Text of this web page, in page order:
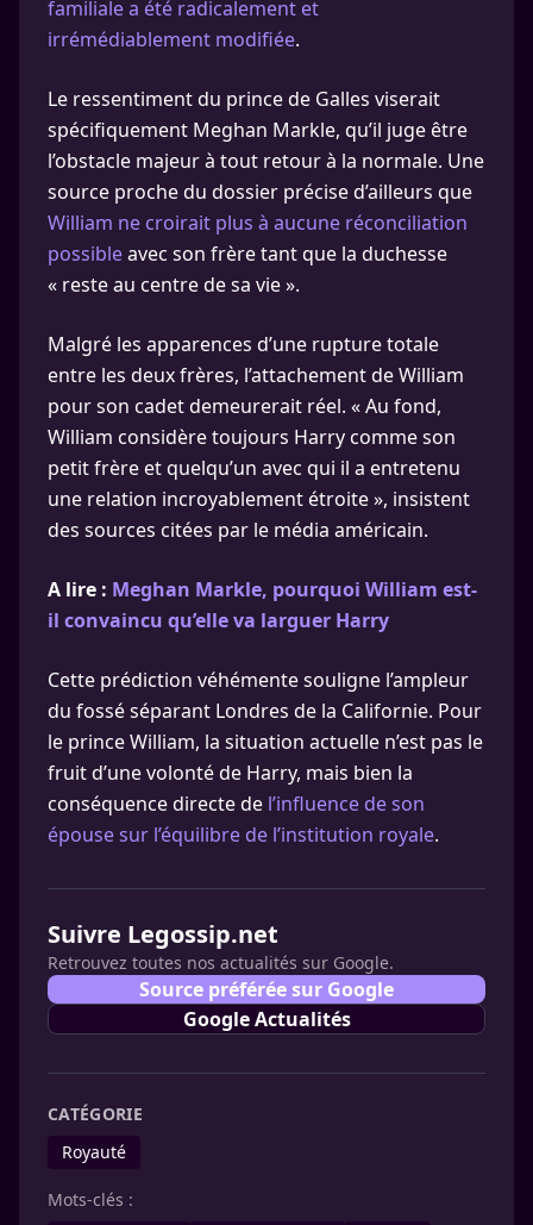
familiale a été radicalement et
irrémédiablement modifiée.
Le ressentiment du prince de Galles viserait
spécifiquement Meghan Markle, qu’il juge être
l’obstacle majeur à tout retour à la normale. Une
source proche du dossier précise d’ailleurs que
William ne croirait plus à aucune réconciliation
possibleavec son frère tant que la duchesse
« reste au centre de sa vie ».
Malgré les apparences d’une rupture totale
entre les deux frères, l’attachement de William
pour son cadet demeurerait réel. « Au fond,
William considère toujours Harry comme son
petit frère et quelqu’un avec qui il a entretenu
une relation incroyablement étroite », insistent
des sources citées par le média américain.
A lire : Meghan Markle, pourquoi William est-
il convaincu qu’elle va larguer Harry
Cette prédiction véhémente souligne l’ampleur
du fossé séparant Londres de la Californie. Pour
le prince William, la situation actuelle n’est pas le
fruit d’une volonté de Harry, mais bien la
conséquence directe de l’influence de son
épouse sur l’équilibre de l’institution royale.
Suivre Legossip.net
Retrouvez toutes nos actualités sur Google.
Source préférée sur Google
Google Actualités
CATÉGORIE
Royauté
Mots-clés :